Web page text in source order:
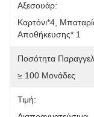
Αξεσουάρ:
Καρτόνι*4,
Αποθήκευσης* 1
Ποσότητα
≥ 100 Μονάδες
Τιμή: